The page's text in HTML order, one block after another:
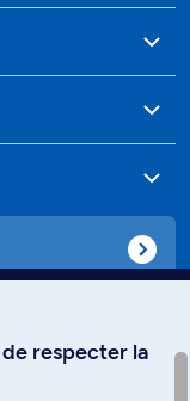
respecter la